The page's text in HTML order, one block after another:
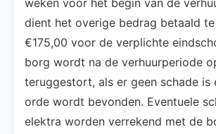
dient het overige bedrag betaald
€175,00 voor de verplichte
borg wordt na de verhuurperiode
teruggestort, als er geen schade is
orde wordt bevonden. Eventuele
elektra worden verrekend met de